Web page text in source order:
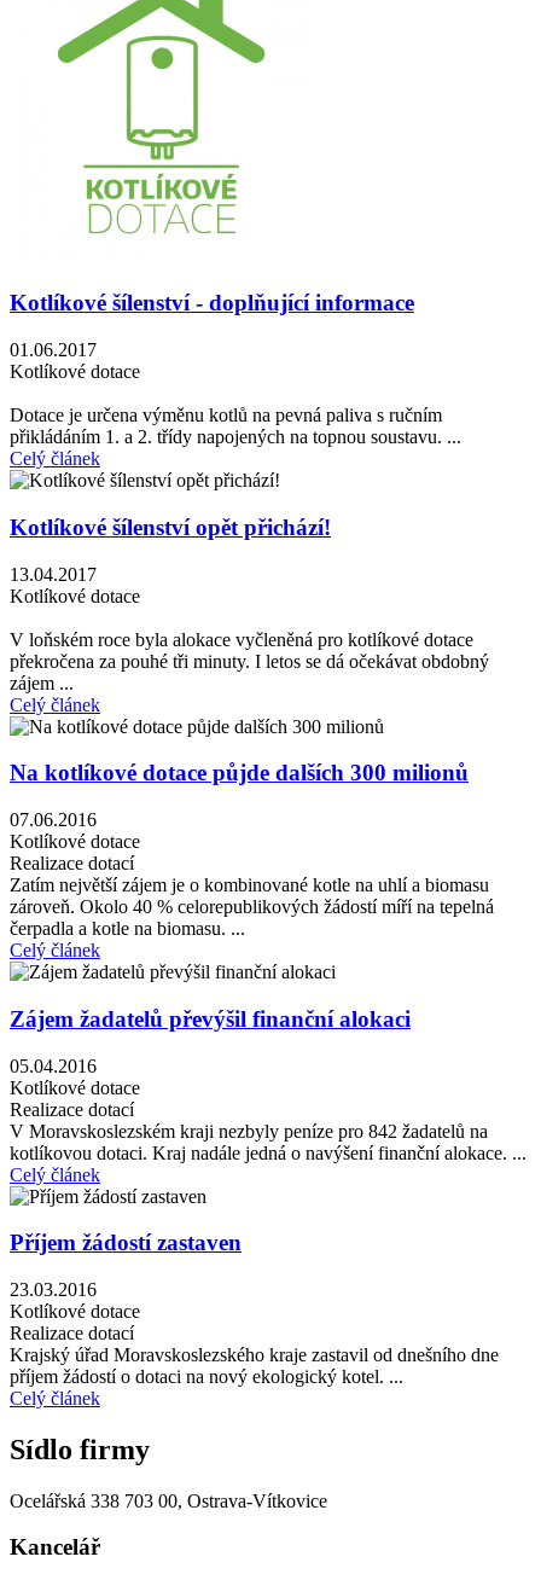
Kotlíkové šílenství - doplňující informace
01.06.2017
Kotlíkové dotace
Dotace je určena výměnu kotlů na pevná paliva s ručním
přikládáním 1. a 2. třídy napojených na topnou soustavu. ...
Celý článek
Kotlíkové šílenství opět přichází!
13.04.2017
Kotlíkové dotace
V loňském roce byla alokace vyčleněná pro kotlíkové dotace
překročena za pouhé tři minuty. I letos se dá očekávat obdobný
zájem ...
Celý článek
Na kotlíkové dotace půjde dalších 300 milionů
07.06.2016
Kotlíkové dotace
Realizace dotací
Zatím největší zájem je o kombinované kotle na uhlí a biomasu
zároveň. Okolo 40 % celorepublikových žádostí míří na tepelná
čerpadla a kotle na biomasu. ...
Celý článek
Zájem žadatelů převýšil finanční alokaci
05.04.2016
Kotlíkové dotace
Realizace dotací
V Moravskoslezském kraji nezbyly peníze pro 842 žadatelů na
kotlíkovou dotaci. Kraj nadále jedná o navýšení finanční alokace. ...
Celý článek
Příjem žádostí zastaven
23.03.2016
Kotlíkové dotace
Realizace dotací
Krajský úřad Moravskoslezského kraje zastavil od dnešního dne
příjem žádostí o dotaci na nový ekologický kotel. ...
Celý článek
Sídlo firmy
Ocelářská 338 703 00, Ostrava-Vítkovice
Kancelář